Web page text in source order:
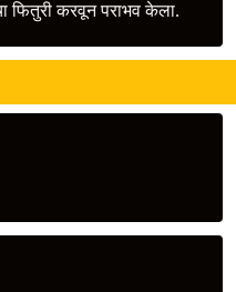
फितुरी करवून पराभव केला.